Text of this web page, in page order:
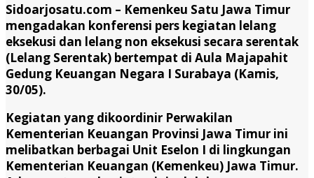
Sidoarjosatu.com – Kemenkeu Satu Jawa Timur
mengadakan konferensi pers kegiatan lelang
eksekusi dan lelang non eksekusi secara serentak
(Lelang Serentak) bertempat di Aula Majapahit
Gedung Keuangan Negara I Surabaya (Kamis,
30/05).
Kegiatan yang dikoordinir Perwakilan
Kementerian Keuangan Provinsi Jawa Timur ini
melibatkan berbagai Unit Eselon I di lingkungan
Kementerian Keuangan (Kemenkeu) Jawa Timur.